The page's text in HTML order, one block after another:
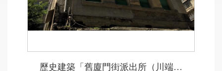
歷史建築「舊廈門街派出所（川端町派出所）」